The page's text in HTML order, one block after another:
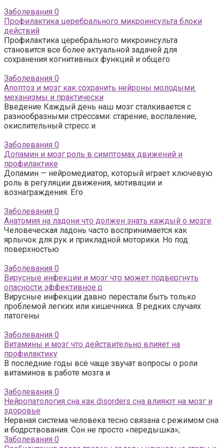
Заболевания 0
Профилактика церебрального микроинсульта блоки
действий
Профилактика церебрального микроинсульта
становится все более актуальной задачей для
сохранения когнитивных функций и общего
Заболевания 0
Апоптоз и мозг как сохранить нейроны молодыми:
механизмы и практически
Введение Каждый день наш мозг сталкивается с
разнообразными стрессами: старение, воспаление,
окислительный стресс и
Заболевания 0
Допамин и мозг роль в симптомах движений и
профилактике
Допамин — нейромедиатор, который играет ключевую
роль в регуляции движения, мотивации и
вознаграждения. Его
Заболевания 0
Анатомия на ладони что должен знать каждый о мозге
Человеческая ладонь часто воспринимается как
ярлычок для рук и прикладной моторики. Но под
поверхностью
Заболевания 0
Вирусные инфекции и мозг что может подвергнуть
опасности эффективное р
Вирусные инфекции давно перестали быть только
проблемой легких или кишечника. В редких случаях
патогены
Заболевания 0
Витамины и мозг что действительно влияет на
профилактику
В последние годы всё чаще звучат вопросы о роли
витаминов в работе мозга и
Заболевания 0
Нейропатология сна как disorders сна влияют на мозг и
здоровье
Нервная система человека тесно связана с режимом сна
и бодрствования. Сон не просто «передышка»;
Заболевания 0